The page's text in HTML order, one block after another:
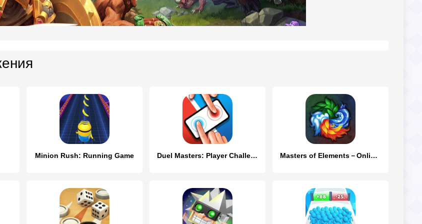
Minion Rush: Running Game Duel Masters: Player Challenge Masters of Elements－Online CCG